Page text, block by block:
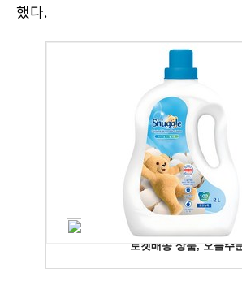
했다.